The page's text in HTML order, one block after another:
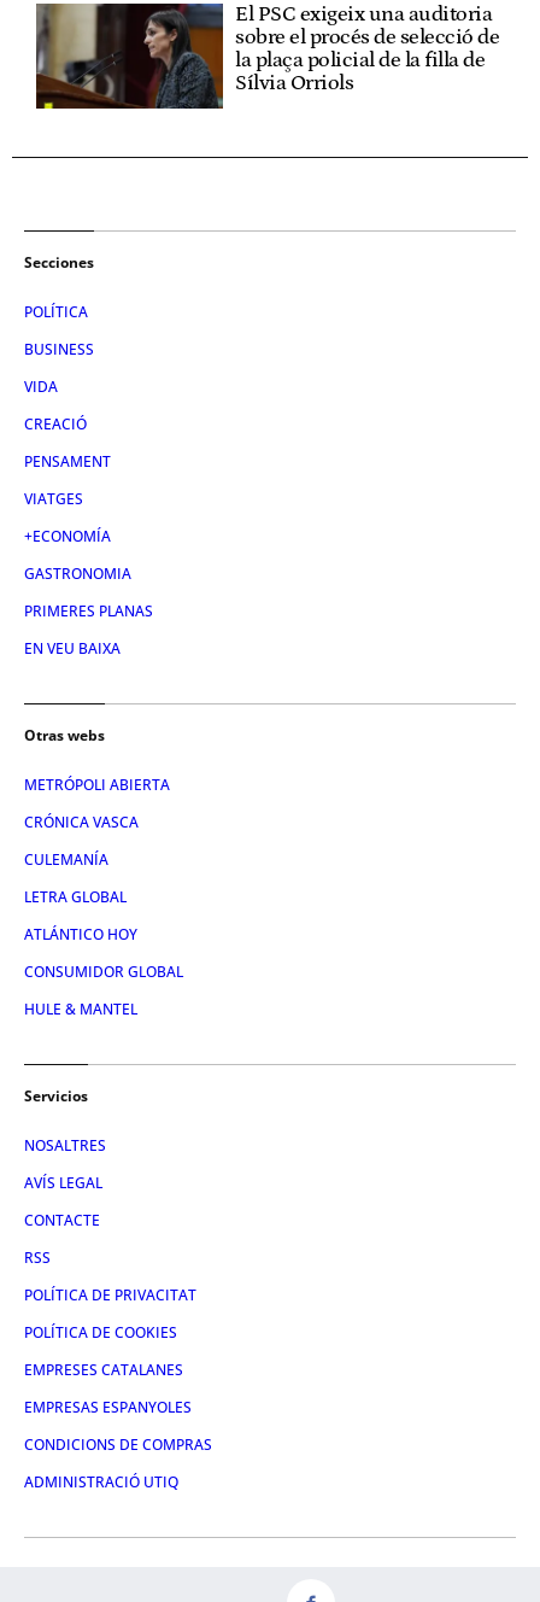
El PSC exigeix una auditoria
sobre el procés de selecció de
la plaça policial de la filla de
Sílvia Orriols
Secciones
POLÍTICA
BUSINESS
VIDA
CREACIÓ
PENSAMENT
VIATGES
+ECONOMÍA
GASTRONOMIA
PRIMERES PLANAS
EN VEU BAIXA
Otras webs
METRÓPOLI ABIERTA
CRÓNICA VASCA
CULEMANÍA
LETRA GLOBAL
ATLÁNTICO HOY
CONSUMIDOR GLOBAL
HULE & MANTEL
Servicios
NOSALTRES
AVÍS LEGAL
CONTACTE
RSS
POLÍTICA DE PRIVACITAT
POLÍTICA DE COOKIES
EMPRESES CATALANES
EMPRESAS ESPANYOLES
CONDICIONS DE COMPRAS
ADMINISTRACIÓ UTIQ